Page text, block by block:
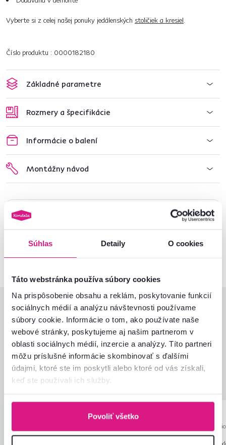
Súhlas Detaily O cookies
Táto webstránka používa súbory cookies
Na prispôsobenie obsahu a reklám, poskytovanie funkcií
sociálnych médií a analýzu návštevnosti používame
súbory cookie. Informácie o tom, ako používate naše
webové stránky, poskytujeme aj našim partnerom v
oblasti sociálnych médií, inzercie a analýzy. Títo partneri
môžu príslušné informácie skombinovať s ďalšími
údajmi, ktoré ste im poskytli alebo ktoré od vás získali,
keď ste používali ich služby.
Povoliť všetko
Vyberte si z celej našej ponuky jedálenských stoličiek a kresiel.
Číslo produktu : 0000182180
Základné parametre
Rozmery a špecifikácie
Informácie o balení
Montážny návod
Nenašli ste požadované informácie?
02/ 40 100 100 Spustiť chat
Hodnotenia produktu
4,6
21 recenzií
Jednoduchosť montáže
4,7
Kvalita výrobku
4,3
Zodpovedá očakávaniam
4,7
Zabalenie výrobku
4,7
Pomer hodnoty a ceny
Slovensko
5hviezdičiek
13.11.2025,
Slovensko
Recenzia pre rovnaký